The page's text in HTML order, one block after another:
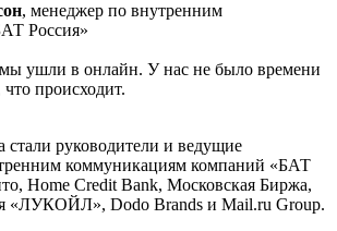
, менеджер по внутренним
Россия»
ушли в онлайн. У нас не было времени
происходит.
стали руководители и ведущие
коммуникациям компаний «БАТ
Home Credit Bank, Московская Биржа,
«ЛУКОЙЛ», Dodo Brands и Mail.ru Group.